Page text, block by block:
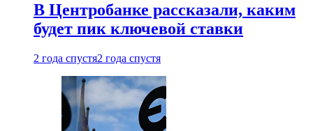
В Центробанке рассказали, каким
будет пик ключевой ставки
2 года спустя2 года спустя